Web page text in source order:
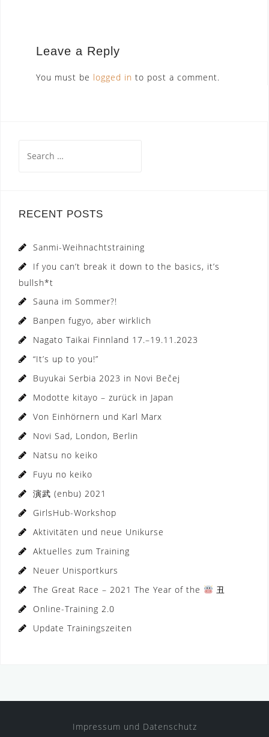
Leave a Reply
You must be logged in to post a comment.
for:
RECENT POSTS
Sanmi-Weihnachtstraining
If you can’t break it down to the basics, it’s
bullsh*t
Sauna im Sommer?!
Banpen fugyo, aber wirklich
Nagato Taikai Finnland 17.–19.11.2023
“It’s up to you!”
Buyukai Serbia 2023 in Novi Bečej
Modotte kitayo – zurück in Japan
Von Einhörnern und Karl Marx
Novi Sad, London, Berlin
Natsu no keiko
Fuyu no keiko
演武 (enbu) 2021
GirlsHub-Workshop
Aktivitäten und neue Unikurse
Aktuelles zum Training
Neuer Unisportkurs
The Great Race – 2021 The Year of the
丑
Online-Training 2.0
Update Trainingszeiten
Impressum und Datenschutz